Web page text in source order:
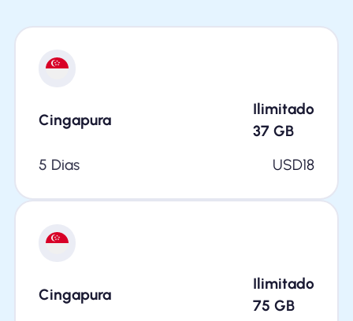
Cingapura
Ilimitado
37 GB
5 Dias
USD18
Cingapura
Ilimitado
75 GB